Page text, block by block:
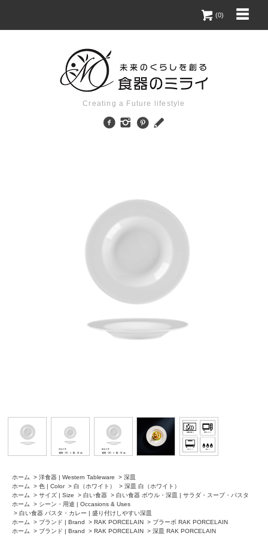
(0)
Creating a Future lifestyle
ホーム > 洋食器 | Western Tableware > 深皿
ホーム
> 色 | Color > 白（ホワイト） > 深皿 白（ホワイト）
ホーム
> サイズ | Size > 白い食器 > 白い食器 ボウル・深皿 | サラダ・スープ・パスタ
ホーム
> シーン・用途 | Occasions & Uses
> 白い食器 パスタ・カレー | 盛り付けしやすい深皿
ホーム
> ブランド | Brand > RAK PORCELAIN > ブラーボ RAK PORCELAIN
ホーム
> ブランド | Brand > RAK PORCELAIN > 深皿 RAK PORCELAIN